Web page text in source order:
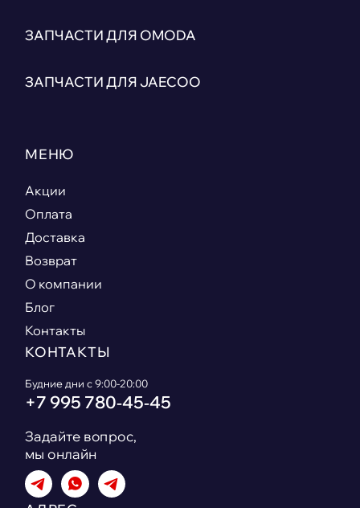
ЗАПЧАСТИ ДЛЯ OMODA
ЗАПЧАСТИ ДЛЯ JAECOO
МЕНЮ
Акции
Оплата
Доставка
Возврат
О компании
Блог
Контакты
КОНТАКТЫ
Будние дни с 9:00-20:00
+7 995 780‑45‑45
Задайте вопрос,
мы онлайн